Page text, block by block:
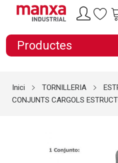
Productes
Inici TORNILLERIA
CONJUNTS CARGOLS